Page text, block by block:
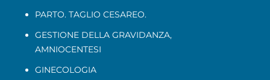
PARTO. TAGLIO CESAREO.
GESTIONE DELLA GRAVIDANZA,
AMNIOCENTESI
GINECOLOGIA